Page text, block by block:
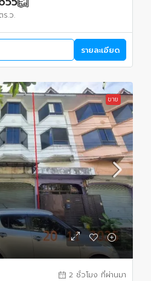
ร.ว.
รายละเอียด
ขาย
2 ชั่วโมง ที่ผ่านมา